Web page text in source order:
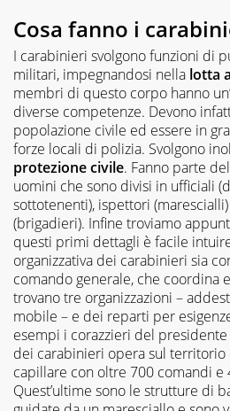
Cosa fanno i
I carabinieri svolgono funzioni di
militari, impegnandosi nella lotta
membri di questo corpo hanno
diverse competenze. Devono
popolazione civile ed essere in
forze locali di polizia. Svolgono
protezione civile. Fanno parte
uomini che sono divisi in ufficiali
sottotenenti), ispettori
(brigadieri). Infine troviamo
questi primi dettagli è facile
organizzativa dei carabinieri sia
comando generale, che coordina
trovano tre organizzazioni –
mobile – e dei reparti per
esempi i corazzieri del presidente
dei carabinieri opera sul
capillare con oltre 700 comandi e
Quest’ultime sono le strutture di